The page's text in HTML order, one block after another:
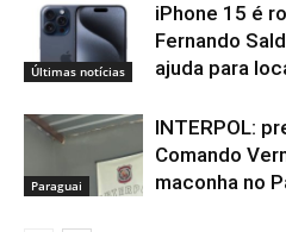
Últimas notícias
iPhone 15 é
Fernando
ajuda para
Paraguai
INTERPOL:
Comando
maconha no